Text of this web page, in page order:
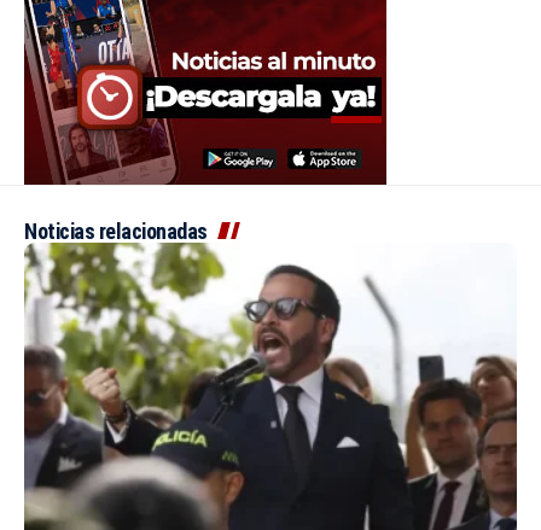
Noticias relacionadas